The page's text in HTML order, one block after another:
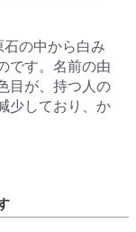
の中から白み
です。名前の由
目が、持つ人の
少しており、か